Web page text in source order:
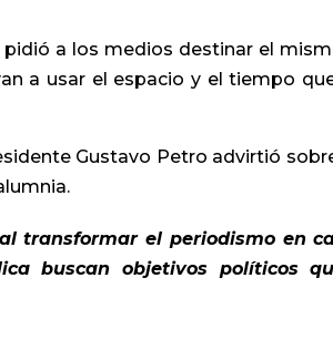
a los medios destinar el
a usar el espacio y el tiempo
Gustavo Petro advirtió
al transformar el periodismo en
buscan objetivos políticos